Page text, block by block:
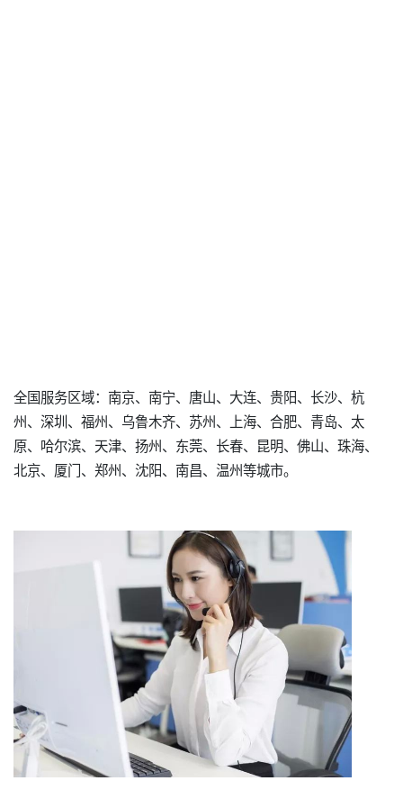
全国服务区域：南京、南宁、唐山、大连、贵阳、长沙、杭
州、深圳、福州、乌鲁木齐、苏州、上海、合肥、青岛、太
原、哈尔滨、天津、扬州、东莞、长春、昆明、佛山、珠海、
北京、厦门、郑州、沈阳、南昌、温州等城市。